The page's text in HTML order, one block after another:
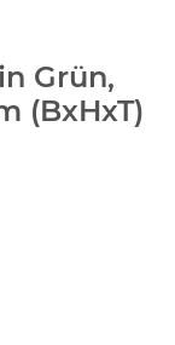
Grün,
(BxHxT)